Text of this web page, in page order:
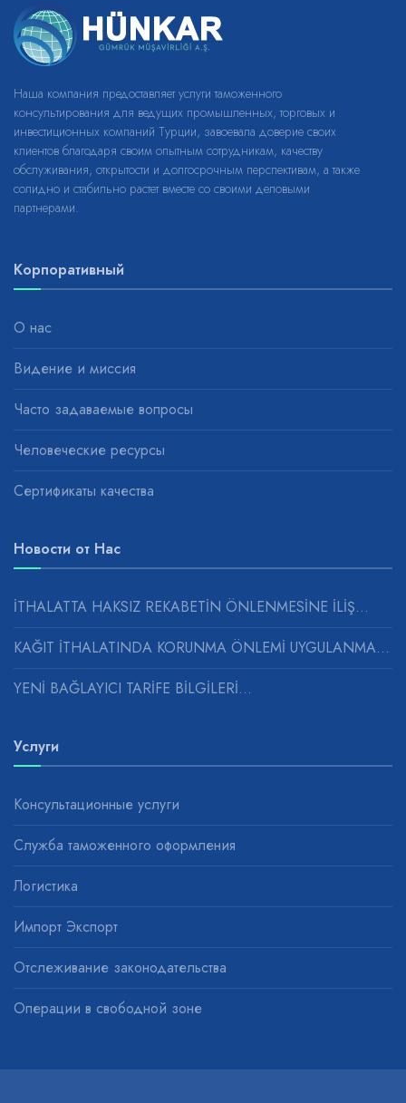
Наша компания предоставляет услуги таможенного
консультирования для ведущих промышленных, торговых и
инвестиционных компаний Турции, завоевала доверие своих
клиентов благодаря своим опытным сотрудникам, качеству
обслуживания, открытости и долгосрочным перспективам, а также
солидно и стабильно растет вместе со своими деловыми
партнерами.
Корпоративный
О нас
Видение и миссия
Часто задаваемые вопросы
Человеческие ресурсы
Сертификаты качества
Новости от Нас
İTHALATTA HAKSIZ REKABETİN ÖNLENMESİNE İLİŞ...
KAĞIT İTHALATINDA KORUNMA ÖNLEMİ UYGULANMASINA...
YENİ BAĞLAYICI TARİFE BİLGİLERİ...
Услуги
Консультационные услуги
Служба таможенного оформления
Логистика
Импорт Экспорт
Отслеживание законодательства
Операции в свободной зоне